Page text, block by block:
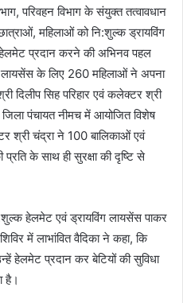
परिवहन विभाग के संयुक्‍त तत्‍वावधान
महिलाओं को नि:शुल्‍क ड्रायविंग
प्रदान करने की अभिनव पहल
लायसेंस के लिए 260 महिलाओं ने अपना
दिलीप सिह परिहार एवं कलेक्‍टर श्री
पंचायत नीमच में आयोजित विशेष
श्री चंद्रा ने 100 बालिकाओं एवं
के साथ ही सुरक्षा की दृष्टि से
हेलमेट एवं ड्रायविंग लायसेंस पाकर
में लाभांवित वैदिका ने कहा, कि
हेलमेट प्रदान कर बेटियों की सुविधा
है।